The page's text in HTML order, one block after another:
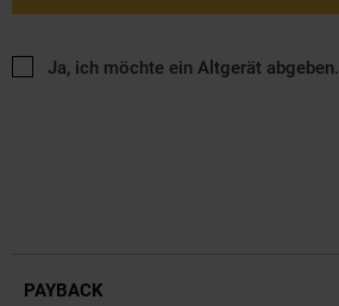
Ja, ich möchte ein Altgerät abgeben.
PAYBACK